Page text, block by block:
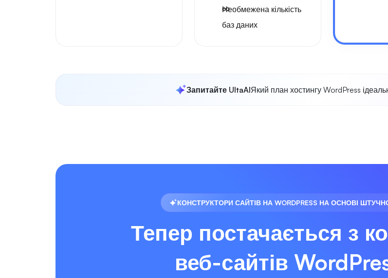
Необмежена кількість
баз даних
Запитайте UltaAIЯкий план хостингу WordPress
КОНСТРУКТОРИ САЙТІВ НА WORDPRESS НА ОСНОВІ
Тепер постачається з
веб-сайтів